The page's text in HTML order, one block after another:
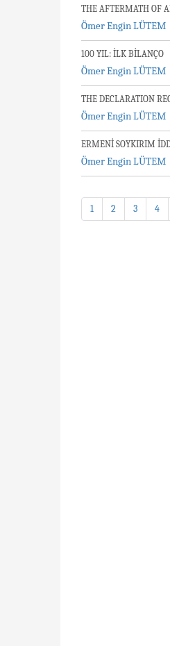
THE AFTERMATH OF
Ömer Engin LÜTEM
100 YIL: İLK BİLANÇO
Ömer Engin LÜTEM
THE DECLARATION
Ömer Engin LÜTEM
ERMENİ SOYKIRIM
Ömer Engin LÜTEM
1 2 3 4